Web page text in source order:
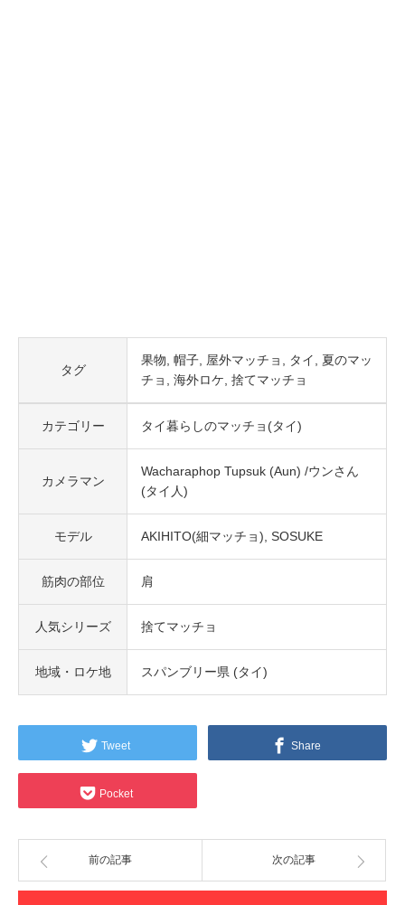
タグ
果物 帽子 屋外マッチョ タイ
夏のマッ
チョ
海外ロケ 捨てマッチョ
カテゴリー タイ暮らしのマッチョ(タイ)
カメラマン
Wacharaphop Tupsuk (Aun) /ウンさん
(タイ人)
モデル AKIHITO(細マッチョ) SOSUKE
筋肉の部位 肩
人気シリーズ 捨てマッチョ
地域・ロケ地 スパンブリー県 (タイ)
Tweet Share
Pocket
前の記事 次の記事